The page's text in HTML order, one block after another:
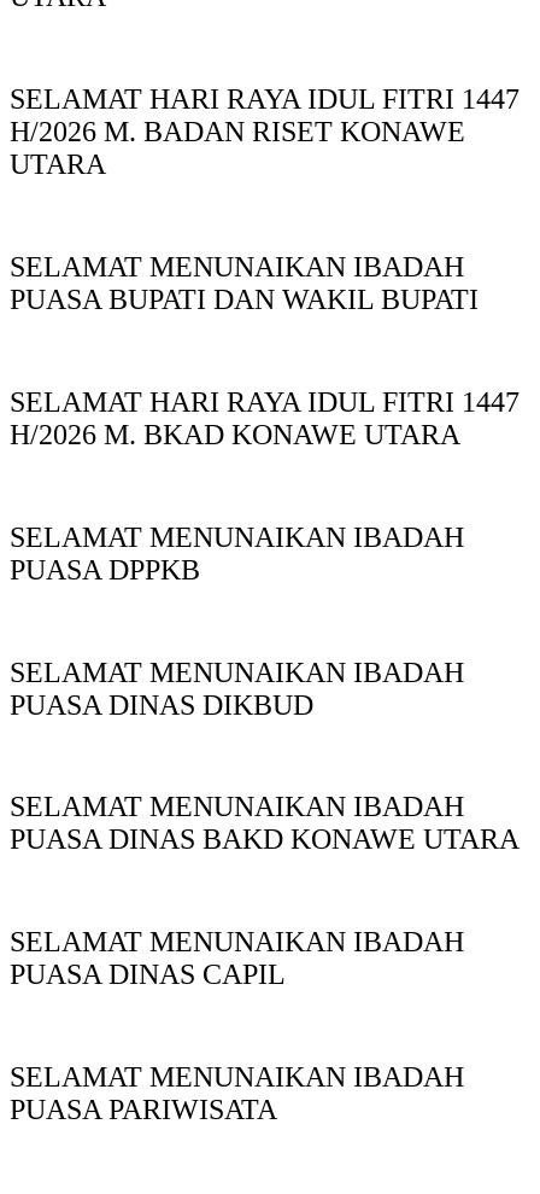
SELAMAT HARI RAYA IDUL FITRI 1447
H/2026 M. BADAN RISET KONAWE
UTARA
SELAMAT MENUNAIKAN IBADAH
PUASA BUPATI DAN WAKIL BUPATI
SELAMAT HARI RAYA IDUL FITRI 1447
H/2026 M. BKAD KONAWE UTARA
SELAMAT MENUNAIKAN IBADAH
PUASA DPPKB
SELAMAT MENUNAIKAN IBADAH
PUASA DINAS DIKBUD
SELAMAT MENUNAIKAN IBADAH
PUASA DINAS BAKD KONAWE UTARA
SELAMAT MENUNAIKAN IBADAH
PUASA DINAS CAPIL
SELAMAT MENUNAIKAN IBADAH
PUASA PARIWISATA